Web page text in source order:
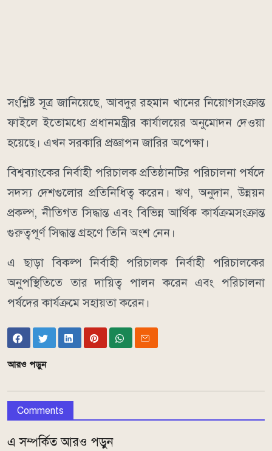
সংশ্লিষ্ট সূত্র জানিয়েছে, আবদুর রহমান খানের নিয়োগসংক্রান্ত
ফাইলে ইতোমধ্যে প্রধানমন্ত্রীর কার্যালয়ের অনুমোদন দেওয়া
হয়েছে। এখন সরকারি প্রজ্ঞাপন জারির অপেক্ষা।
বিশ্বব্যাংকের নির্বাহী পরিচালক প্রতিষ্ঠানটির পরিচালনা পর্ষদে
সদস্য দেশগুলোর প্রতিনিধিত্ব করেন। ঋণ, অনুদান, উন্নয়ন
প্রকল্প, নীতিগত সিদ্ধান্ত এবং বিভিন্ন আর্থিক কার্যক্রমসংক্রান্ত
গুরুত্বপূর্ণ সিদ্ধান্ত গ্রহণে তিনি অংশ নেন।
এ ছাড়া বিকল্প নির্বাহী পরিচালক নির্বাহী পরিচালকের
অনুপস্থিতিতে তার দায়িত্ব পালন করেন এবং পরিচালনা
পর্ষদের কার্যক্রমে সহায়তা করেন।
আরও পড়ুন
Comments
এ সম্পর্কিত আরও পড়ুন